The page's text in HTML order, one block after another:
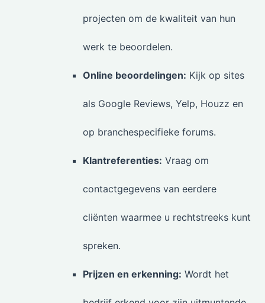
projecten om de kwaliteit van hun
werk te beoordelen.
Online beoordelingen: Kijk op sites
als Google Reviews, Yelp, Houzz en
op branchespecifieke forums.
Klantreferenties: Vraag om
contactgegevens van eerdere
cliënten waarmee u rechtstreeks kunt
spreken.
Prijzen en erkenning: Wordt het